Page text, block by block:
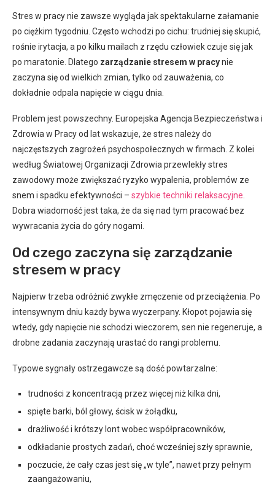
Stres w pracy nie zawsze wygląda jak spektakularne załamanie
po ciężkim tygodniu. Często wchodzi po cichu: trudniej się skupić,
rośnie irytacja, a po kilku mailach z rzędu człowiek czuje się jak
po maratonie. Dlatego zarządzanie stresem w pracynie
zaczyna się od wielkich zmian, tylko od zauważenia, co
dokładnie odpala napięcie w ciągu dnia.
Problem jest powszechny. Europejska Agencja Bezpieczeństwa i
Zdrowia w Pracy od lat wskazuje, że stres należy do
najczęstszych zagrożeń psychospołecznych w firmach. Z kolei
według Światowej Organizacji Zdrowia przewlekły stres
zawodowy może zwiększać ryzyko wypalenia, problemów ze
snem i spadku efektywności – szybkie techniki relaksacyjne
Dobra wiadomość jest taka, że da się nad tym pracować bez
wywracania życia do góry nogami.
Od czego zaczyna się zarządzanie
stresem w pracy
Najpierw trzeba odróżnić zwykłe zmęczenie od przeciążenia. Po
intensywnym dniu każdy bywa wyczerpany. Kłopot pojawia się
wtedy, gdy napięcie nie schodzi wieczorem, sen nie regeneruje, a
drobne zadania zaczynają urastać do rangi problemu.
Typowe sygnały ostrzegawcze są dość powtarzalne:
trudności z koncentracją przez więcej niż kilka dni,
spięte barki, ból głowy, ścisk w żołądku,
drażliwość i krótszy lont wobec współpracowników,
odkładanie prostych zadań, choć wcześniej szły sprawnie,
poczucie, że cały czas jest się „w tyle”, nawet przy pełnym
zaangażowaniu,